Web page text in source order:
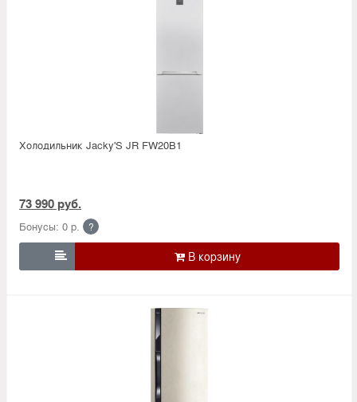
Холодильник Jacky'S JR FW20B1
73 990 руб.
Бонусы: 0 р. ?
